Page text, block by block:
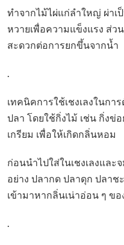
ทำจากไม้ไผ่แก่ลำใหญ่ ผ่าเ
หวายเพื่อความแข็งแรง ส่ว
สะดวกต่อการยกขึ้นจากน้ำ
.
เทคนิคการใช้เชงเลงในก
ปลา โดยใช้กิ่งไม้ เช่น กิ่งข่
เกรียม เพื่อให้เกิดกลิ่นหอม
ก่อนนำไปใส่ในเชงเลงแล
อย่าง ปลากด ปลาดุก ปลาช
เข้ามาหากลิ่นเน่าอ่อน ๆ ข
.